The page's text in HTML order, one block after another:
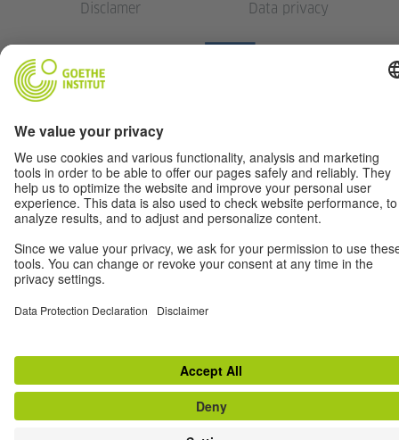
Disclamer Data privacy